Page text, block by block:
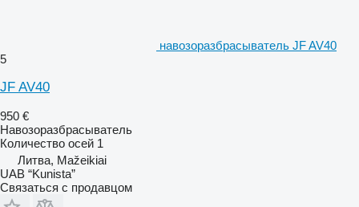
навозоразбрасыватель JF AV40
5
JF AV40
950 €
Навозоразбрасыватель
Количество осей 1
Литва, Mažeikiai
UAB “Kunista”
Связаться с продавцом